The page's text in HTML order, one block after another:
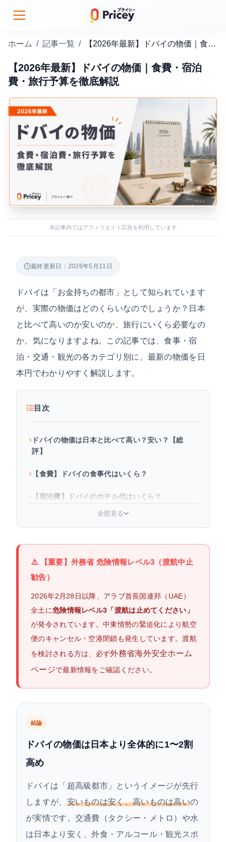
ホーム / 記事一覧 / 【2026年最新】ドバイの物価｜食費・宿泊費・旅行予算を徹底解説
【2026年最新】ドバイの物価｜食費・宿泊
費・旅行予算を徹底解説
本記事内ではアフィリエイト広告を利用しています
最終更新日：2026年5月11日
ドバイは「お金持ちの都市」として知られています
が、実際の物価はどのくらいなのでしょうか？日本
と比べて高いのか安いのか、旅行にいくら必要なの
か、気になりますよね。この記事では、食事・宿
泊・交通・観光の各カテゴリ別に、最新の物価を日
本円でわかりやすく解説します。
目次
ドバイの物価は日本と比べて高い？安い？【総
評】
【食費】ドバイの食事代はいくら？
【宿泊費】ドバイのホテル代はいくら？
【交通費】ドバイの移動にかかる費用は？
【観光費】ドバイの観光スポット入場料はいく
ドバイ旅行3泊5日にかかる費用は？予算目安を解
ドバイ旅行の前に準備しておきたいグッズ
よくある質問
全部見る
⚠️ 【重要】外務省 危険情報レベル3（渡航中止
勧告）
2026年2月28日以降、アラブ首長国連邦（UAE）
全土に危険情報レベル3「渡航は止めてください」
が発令されています。中東情勢の緊迫化により航空
便のキャンセル・空港閉鎖も発生しています。渡航
を検討される方は、必ず外務省海外安全ホーム
ページで最新情報をご確認ください。
結論
ドバイの物価は日本より全体的に1〜2割
高め
ドバイは「超高級都市」というイメージが先行
しますが、 安いものは安く、高いものは高いの
が実情です。交通費（タクシー・メトロ）や水
は日本より安く、外食・アルコール・観光スポ